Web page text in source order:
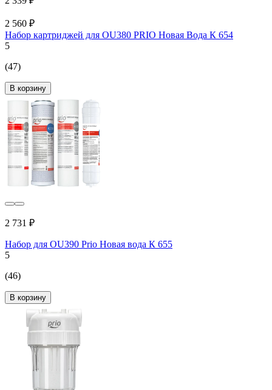
2 560 ₽
Набор картриджей для OU380 PRIO Новая Вода К 654
5
(47)
В корзину
2 731 ₽
Набор для OU390 Prio Новая вода К 655
5
(46)
В корзину